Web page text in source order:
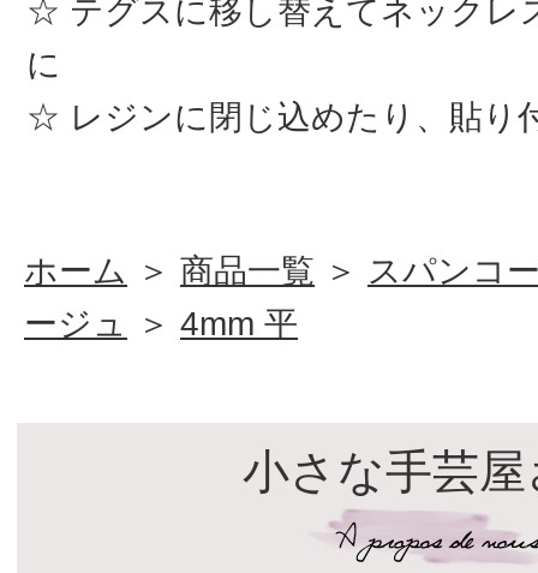
テグスに移し替えてネックレ
に
レジンに閉じ込めたり、貼り
ホーム ＞ 商品一覧 ＞
スパンコ
ージュ
＞ 4mm 平
小さな手芸